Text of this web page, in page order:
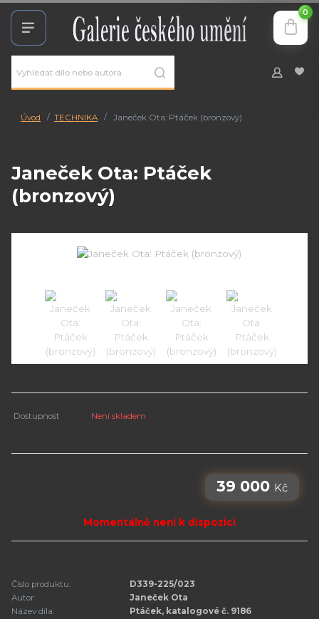
0
Úvod TECHNIKA Janeček Ota: Ptáček (bronzový)
Janeček Ota: Ptáček
(bronzový)
Dostupnost Není skladem
39 000 Kč
Momentálně není k dispozici
Číslo produktu:
D339-225/023
Autor:
Janeček Ota
Název díla:
Ptáček, katalogové č. 9186